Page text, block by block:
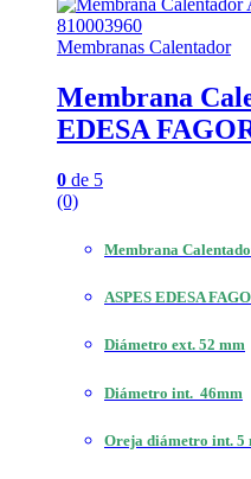
Membranas Calentador
Membrana
EDESA
0 de 5
(0)
Membrana
ASPES EDESA
Diámetro ext. 52 mm
Diámetro int. 46mm
Oreja diámetro int. 5